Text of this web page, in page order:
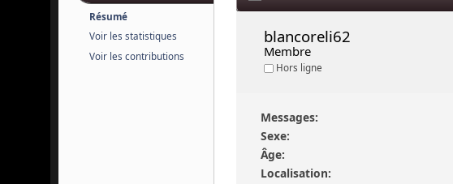
Résumé
Voir les statistiques
Voir les contributions
blancoreli62
Membre
Hors ligne
Messages:
Sexe:
Âge:
Localisation: